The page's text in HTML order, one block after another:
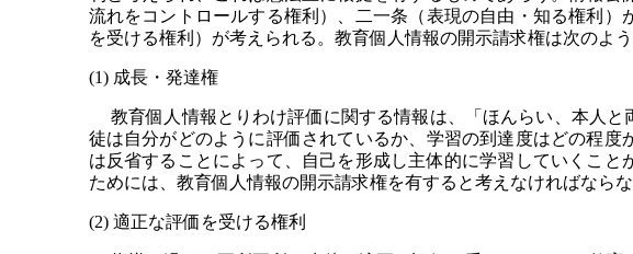
流れをコントロールする権利）、二一条（表現の自由・知る権利
を受ける権利）が考えられる。教育個人情報の開示請求権は次のよ
(1) 成長・発達権
教育個人情報とりわけ評価に関する情報は、「ほんらい、本人と
徒は自分がどのように評価されているか、学習の到達度はどの程
は反省することによって、自己を形成し主体的に学習していくこ
ためには、教育個人情報の開示請求権を有すると考えなければならな
(2) 適正な評価を受ける権利